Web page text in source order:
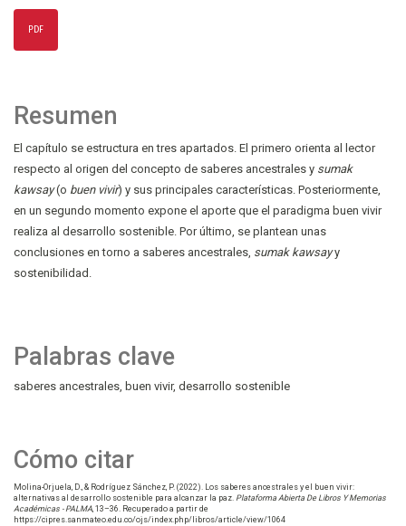
PDF
Palabras clave
saberes ancestrales buen vivir desarrollo sostenible
Cómo citar
Molina-Orjuela, D., & Rodríguez Sánchez, P. (2022). Los saberes ancestrales y el buen vivir:
alternativas al desarrollo sostenible para alcanzar la paz. Plataforma Abierta De Libros Y Memorias
Académicas - PALMA, 13–36. Recuperado a partir de
https://cipres.sanmateo.edu.co/ojs/index.php/libros/article/view/1064
Resumen
El capítulo se estructura en tres apartados. El primero orienta al lector
respecto al origen del concepto de saberes ancestrales y sumak
kawsay(o buen vivir) y sus principales características. Posteriormente,
en un segundo momento expone el aporte que el paradigma buen vivir
realiza al desarrollo sostenible. Por último, se plantean unas
conclusiones en torno a saberes ancestrales, sumak kawsayy
sostenibilidad.